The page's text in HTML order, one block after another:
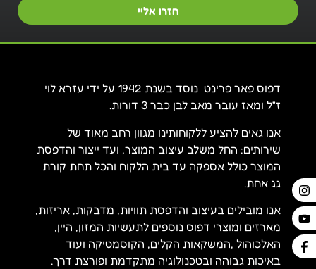
חזרו אליי
דפוס פאר פרינט נוסד בשנת 1942 על ידי עזרא לוי
ז”ל ומאז עובר מאב לבן כבר 3 דורות.
אנו גאים להציע ללקוחותינו מגוון רחב מאוד של
שירותים: החל משלב עיצוב המוצר, ועד ייצור והדפסת
המוצר כולל אספקה עד בית הלקוח והכל תחת קורת
גג אחת.
אנו מובילים בעיצוב והדפסת תוויות, מדבקות, אריזות,
מארזים ומוצרי דפוס נוספים לתעשיות המזון, היין,
האלכוהול ,המשקאות הקלים, הקוסמטיקה ועוד
באיכות גבוהה ובטכנולוגיה מתקדמת ופורצת דרך.